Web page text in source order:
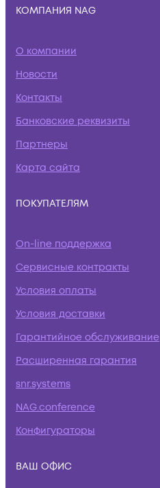
КОМПАНИЯ NAG
О компании
Новости
Контакты
Банковские реквизиты
Партнеры
Карта сайта
ПОКУПАТЕЛЯМ
On-line поддержка
Сервисные контракты
Условия оплаты
Условия доставки
Гарантийное обслуживание
Расширенная гарантия
snr.systems
NAG.conference
Конфигураторы
ВАШ ОФИС